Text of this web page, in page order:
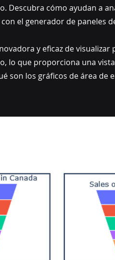
Descubra cómo ayudan a
el generador de paneles
y eficaz de
lo que proporciona una
son los gráficos de área